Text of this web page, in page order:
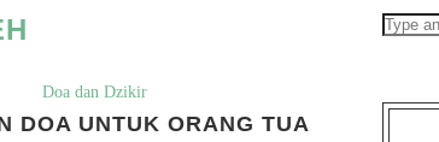
Doa dan Dzikir
DOA UNTUK ORANG TUA